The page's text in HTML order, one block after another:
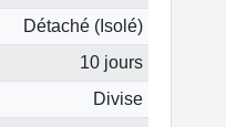
Détaché (Isolé)
10 jours
Divise